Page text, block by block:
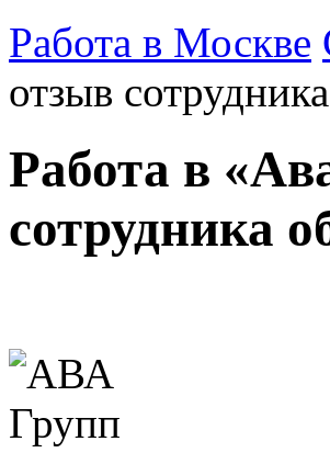
Работа в Москве
отзыв
Работа в
сотрудника